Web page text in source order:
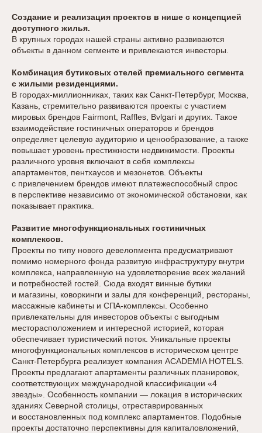
Создание и реализация проектов в нише с концепцией
доступного жилья.
В крупных городах нашей страны активно развиваются
объекты в данном сегменте и привлекаются инвесторы.
Комбинация бутиковых отелей премиального сегмента
с жилыми резиденциями.
В городах-миллионниках, таких как Санкт-Петербург, Москва,
Казань, стремительно развиваются проекты с участием
мировых брендов Fairmont, Raffles, Bvlgari и других. Такое
взаимодействие гостиничных операторов и брендов
определяет целевую аудиторию и ценообразование, а также
повышает уровень престижности недвижимости. Проекты
различного уровня включают в себя комплексы
апартаментов, пентхаусов и мезонетов. Объекты
с привлечением брендов имеют платежеспособный спрос
в перспективе независимо от экономической обстановки, как
показывает практика.
Развитие многофункциональных гостиничных
комплексов.
Проекты по типу нового девелопмента предусматривают
помимо номерного фонда развитую инфраструктуру внутри
комплекса, направленную на удовлетворение всех желаний
и потребностей гостей. Сюда входят винные бутики
и магазины, коворкинги и залы для конференций, рестораны,
массажные кабинеты и СПА-комплексы. Особенно
привлекательны для инвесторов объекты с выгодным
месторасположением и интересной историей, которая
обеспечивает туристический поток. Уникальные проекты
многофункциональных комплексов в историческом центре
Санкт-Петербурга реализует компания ACADEMIA HOTELS.
Проекты предлагают апартаменты различных планировок,
соответствующих международной классификации «4
звезды». Особенность компании — локация в исторических
зданиях Северной столицы, отреставрированных
и восстановленных под комплекс апартаментов. Подобные
проекты достаточно перспективны для капиталовложений,